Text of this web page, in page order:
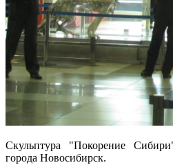
Скульптура "Покорение
города Новосибирск.